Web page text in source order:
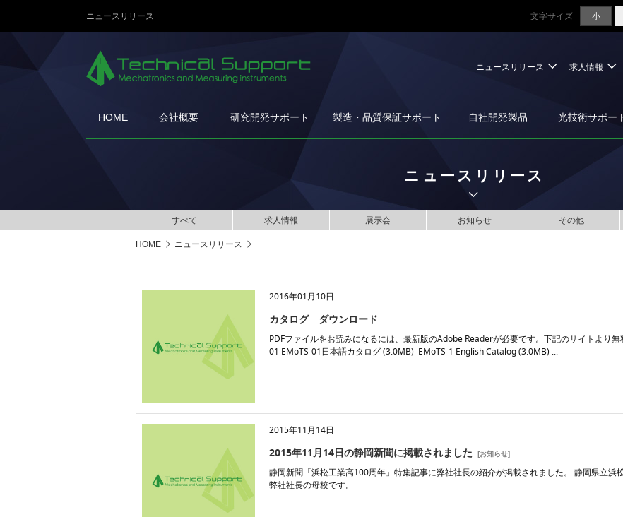
ニュースリリース 文字サイズ 小
ニュースリリース 求人情報
HOME 会社概要 研究開発サポート 製造・品質保証サポート 自社開発製品 光技術サポー
ニュースリリース
すべて 求人情報 展示会 お知らせ その他
HOME ニュースリリース
2016年01月10日
カタログ ダウンロード
PDFファイルをお読みになるには、最新版のAdobe Readerが必要です。下記のサイトより
01 EMoTS-01日本語カタログ (3.0MB) EMoTS-1 English Catalog (3.0MB) ...
2015年11月14日
2015年11月14日の静岡新聞に掲載されました [お知らせ]
静岡新聞「浜松工業高100周年」特集記事に弊社社長の紹介が掲載されました。 静岡県立浜
弊社社長の母校です。